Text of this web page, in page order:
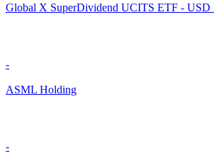
Global X SuperDividend UCITS ETF - USD
-
ASML Holding
-